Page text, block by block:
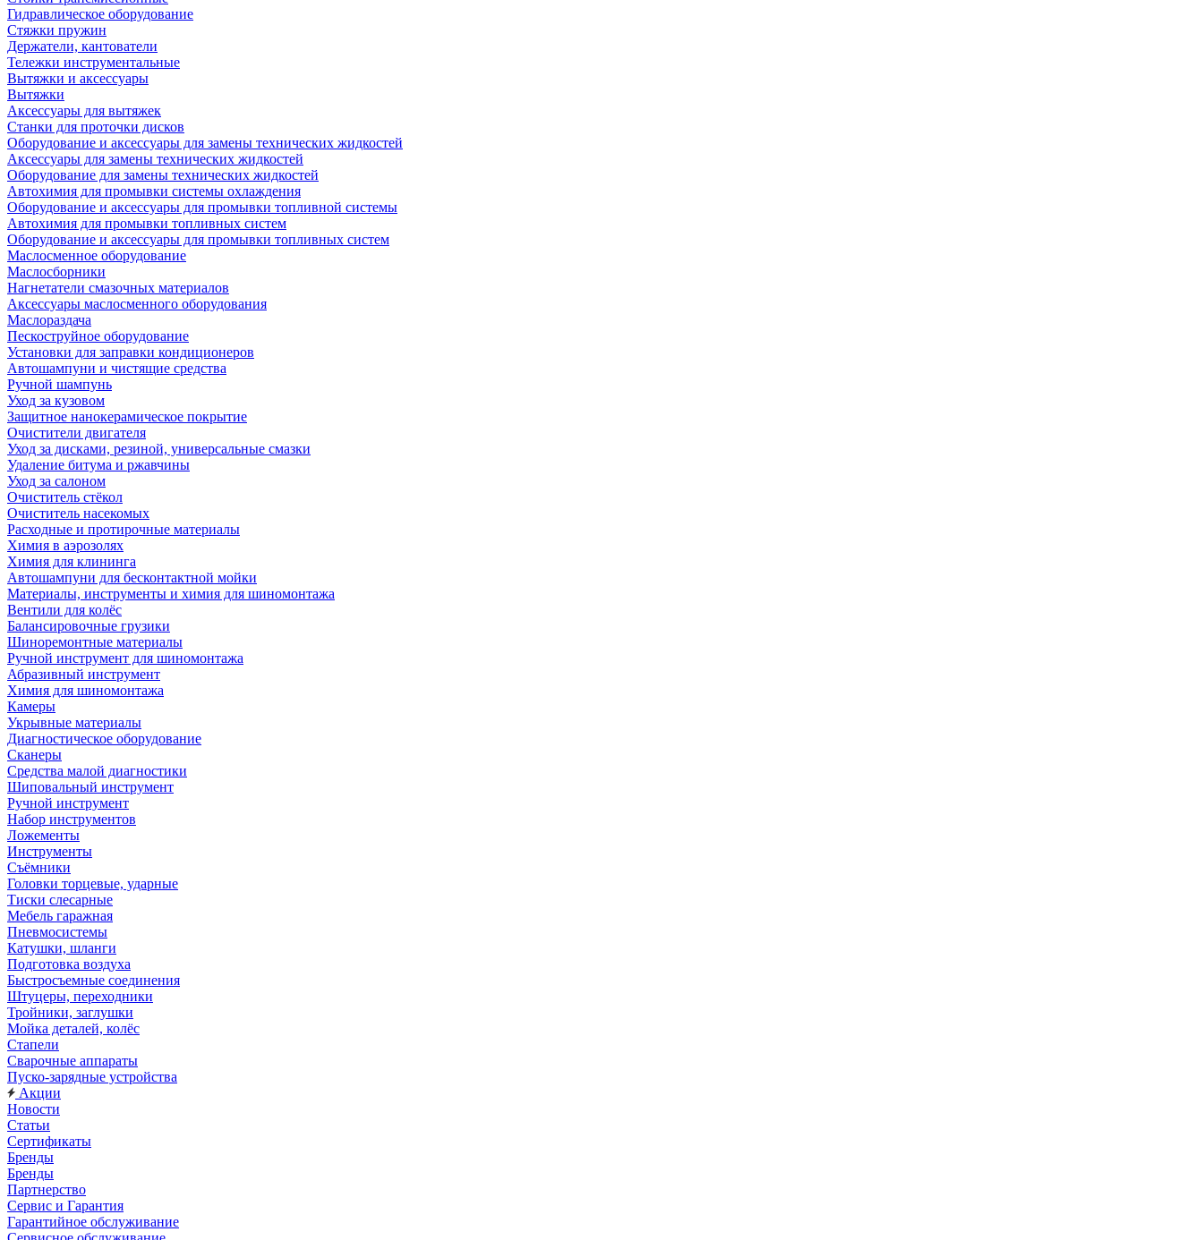
Гидравлическое оборудование
Стяжки пружин
Держатели, кантователи
Тележки инструментальные
Вытяжки и аксессуары
Вытяжки
Аксессуары для вытяжек
Станки для проточки дисков
Оборудование и аксессуары для замены технических жидкостей
Аксессуары для замены технических жидкостей
Оборудование для замены технических жидкостей
Автохимия для промывки системы охлаждения
Оборудование и аксессуары для промывки топливной системы
Автохимия для промывки топливных систем
Оборудование и аксессуары для промывки топливных систем
Маслосменное оборудование
Маслосборники
Нагнетатели смазочных материалов
Аксессуары маслосменного оборудования
Маслораздача
Пескоструйное оборудование
Установки для заправки кондиционеров
Автошампуни и чистящие средства
Ручной шампунь
Уход за кузовом
Защитное нанокерамическое покрытие
Очистители двигателя
Уход за дисками, резиной, универсальные смазки
Удаление битума и ржавчины
Уход за салоном
Очиститель стёкол
Очиститель насекомых
Расходные и протирочные материалы
Химия в аэрозолях
Химия для клининга
Автошампуни для бесконтактной мойки
Материалы, инструменты и химия для шиномонтажа
Вентили для колёс
Балансировочные грузики
Шиноремонтные материалы
Ручной инструмент для шиномонтажа
Абразивный инструмент
Химия для шиномонтажа
Камеры
Укрывные материалы
Диагностическое оборудование
Сканеры
Средства малой диагностики
Шиповальный инструмент
Ручной инструмент
Набор инструментов
Ложементы
Инструменты
Съёмники
Головки торцевые, ударные
Тиски слесарные
Мебель гаражная
Пневмосистемы
Катушки, шланги
Подготовка воздуха
Быстросъемные соединения
Штуцеры, переходники
Тройники, заглушки
Мойка деталей, колёс
Стапели
Сварочные аппараты
Пуско-зарядные устройства
Акции
Новости
Статьи
Сертификаты
Бренды
Бренды
Партнерство
Сервис и Гарантия
Гарантийное обслуживание